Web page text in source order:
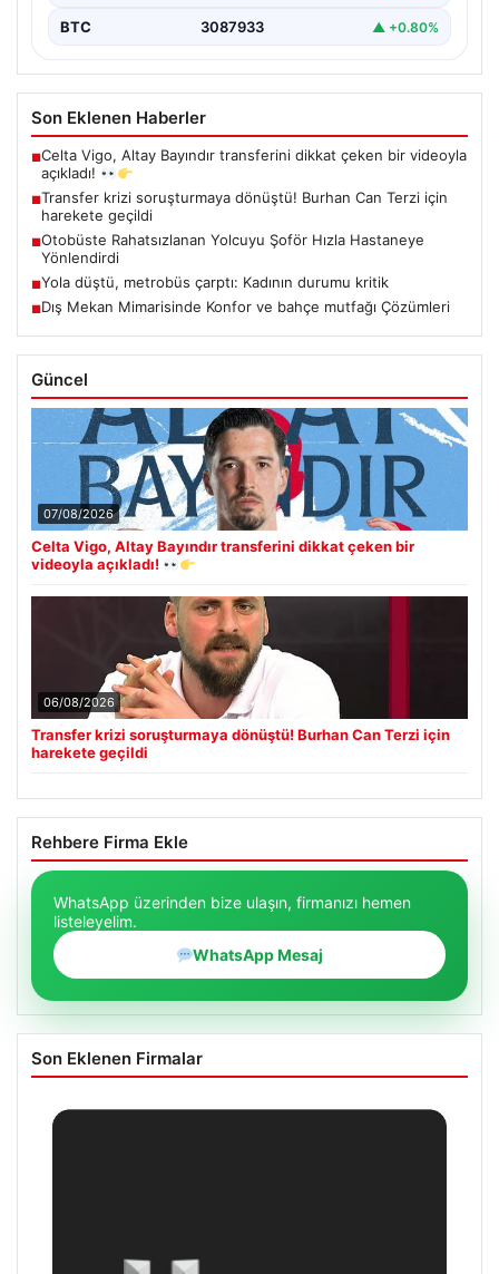
BTC 3087933 ▲ +0.80%
Son Eklenen Haberler
■Celta Vigo, Altay Bayındır transferini dikkat çeken bir videoyla
açıkladı!
■Transfer krizi soruşturmaya dönüştü! Burhan Can Terzi için
harekete geçildi
■Otobüste Rahatsızlanan Yolcuyu Şoför Hızla Hastaneye
Yönlendirdi
■Yola düştü, metrobüs çarptı: Kadının durumu kritik
■Dış Mekan Mimarisinde Konfor ve bahçe mutfağı Çözümleri
Güncel
07/08/2026
Celta Vigo, Altay Bayındır transferini dikkat çeken bir
videoyla açıkladı!
06/08/2026
Transfer krizi soruşturmaya dönüştü! Burhan Can Terzi için
harekete geçildi
Rehbere Firma Ekle
WhatsApp üzerinden bize ulaşın, firmanızı hemen
listeleyelim.
WhatsApp Mesaj
Son Eklenen Firmalar